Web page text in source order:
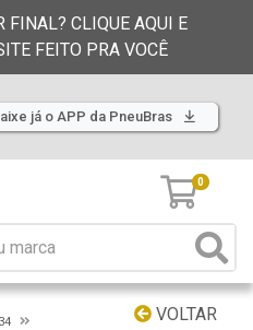
FINAL? CLIQUE AQUI E
FEITO PRA VOCÊ
já o APP da PneuBras
0
VOLTAR